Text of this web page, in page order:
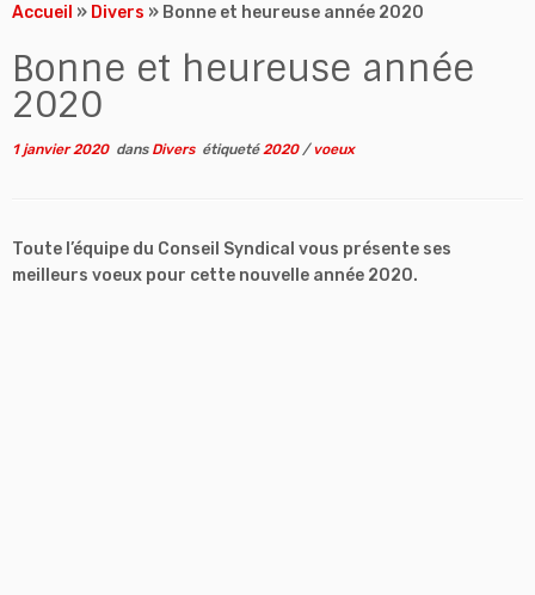
Accueil » Divers » Bonne et heureuse année 2020
Bonne et heureuse année
2020
1 janvier 2020dans Divers étiqueté2020 /voeux
Toute l’équipe du Conseil Syndical vous présente ses
meilleurs voeux pour cette nouvelle année 2020.